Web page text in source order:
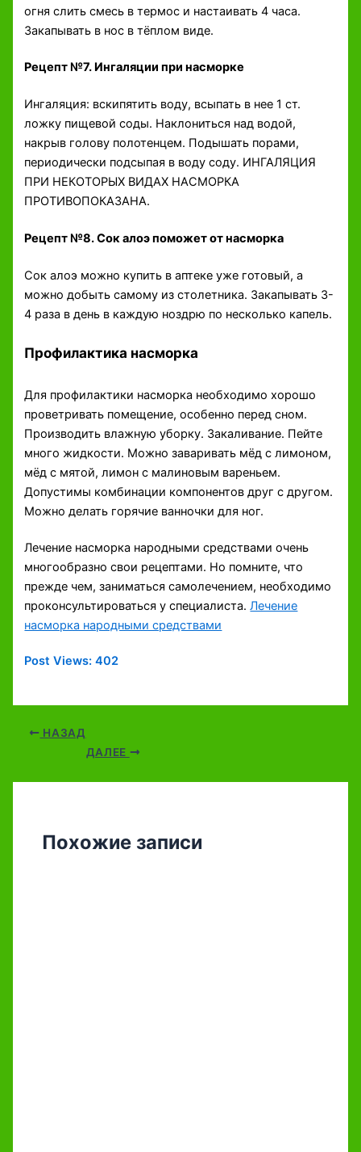
огня слить смесь в термос и настаивать 4 часа.
Закапывать в нос в тёплом виде.
Рецепт №7. Ингаляции при насморке
Ингаляция: вскипятить воду, всыпать в нее 1 ст.
ложку пищевой соды. Наклониться над водой,
накрыв голову полотенцем. Подышать порами,
периодически подсыпая в воду соду. ИНГАЛЯЦИЯ
ПРИ НЕКОТОРЫХ ВИДАХ НАСМОРКА
ПРОТИВОПОКАЗАНА.
Рецепт №8. Сок алоэ поможет от насморка
Сок алоэ можно купить в аптеке уже готовый, а
можно добыть самому из столетника. Закапывать 3-
4 раза в день в каждую ноздрю по несколько капель.
Профилактика насморка
Для профилактики насморка необходимо хорошо
проветривать помещение, особенно перед сном.
Производить влажную уборку. Закаливание. Пейте
много жидкости. Можно заваривать мёд с лимоном,
мёд с мятой, лимон с малиновым вареньем.
Допустимы комбинации компонентов друг с другом.
Можно делать горячие ванночки для ног.
Лечение насморка народными средствами очень
многообразно свои рецептами. Но помните, что
прежде чем, заниматься самолечением, необходимо
проконсультироваться у специалиста.Лечение
насморка народными средствами
Post Views: 402
НАЗАД
ДАЛЕЕ
Похожие записи